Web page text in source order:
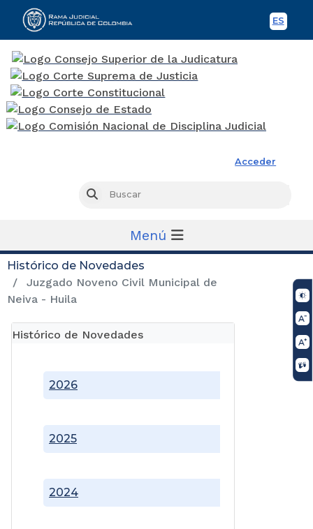
ES
Acceder
Buscar
Menú
Histórico de Novedades
Juzgado Noveno Civil Municipal de
Neiva - Huila
Histórico de Novedades
2024
2025
2026